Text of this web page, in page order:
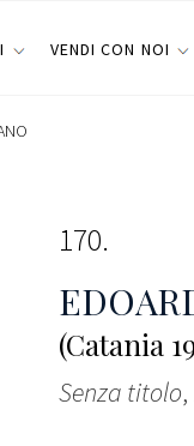
VENDI CON NOI
170
(Catania
Senza titolo